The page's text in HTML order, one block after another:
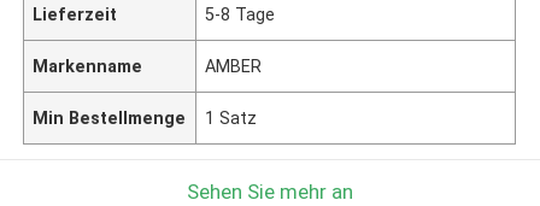
Lieferzeit 5-8 Tage
Markenname AMBER
Min Bestellmenge 1 Satz
Sehen Sie mehr an